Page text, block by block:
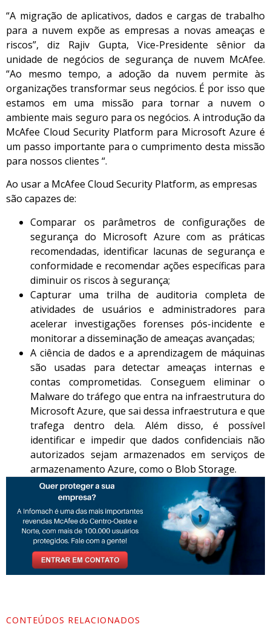
“A migração de aplicativos, dados e cargas de trabalho
para a nuvem expõe as empresas a novas ameaças e
riscos”, diz Rajiv Gupta, Vice-Presidente sênior da
unidade de negócios de segurança de nuvem McAfee.
“Ao mesmo tempo, a adoção da nuvem permite às
organizações transformar seus negócios. É por isso que
estamos em uma missão para tornar a nuvem o
ambiente mais seguro para os negócios. A introdução da
McAfee Cloud Security Platform para Microsoft Azure é
um passo importante para o cumprimento desta missão
para nossos clientes “.
Ao usar a McAfee Cloud Security Platform, as empresas
são capazes de:
Comparar os parâmetros de configurações de
segurança do Microsoft Azure com as práticas
recomendadas, identificar lacunas de segurança e
conformidade e recomendar ações específicas para
diminuir os riscos à segurança;
Capturar uma trilha de auditoria completa de
atividades de usuários e administradores para
acelerar investigações forenses pós-incidente e
monitorar a disseminação de ameaças avançadas;
A ciência de dados e a aprendizagem de máquinas
são usadas para detectar ameaças internas e
contas comprometidas. Conseguem eliminar o
Malware do tráfego que entra na infraestrutura do
Microsoft Azure, que sai dessa infraestrutura e que
trafega dentro dela. Além disso, é possível
identificar e impedir que dados confidenciais não
autorizados sejam armazenados em serviços de
armazenamento Azure, como o Blob Storage.
CONTEÚDOS RELACIONADOS